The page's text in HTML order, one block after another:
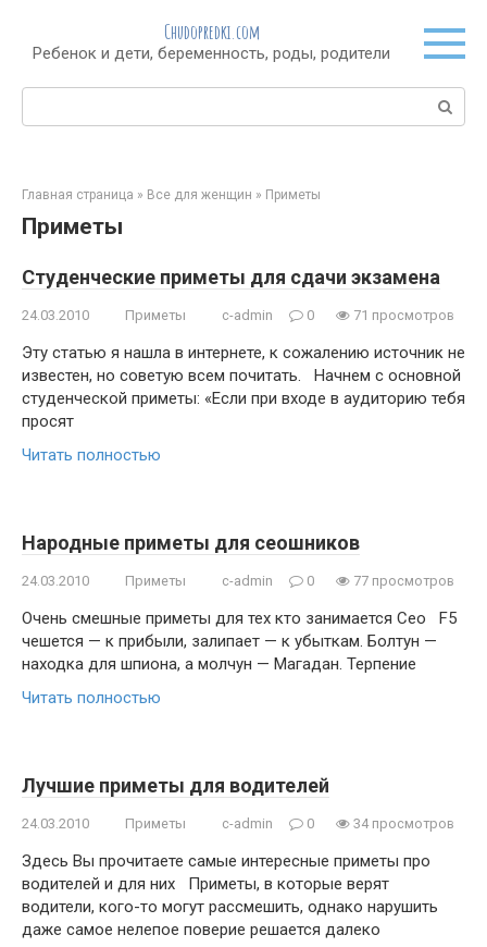
контенту
Chudopredki.com
Ребенок и дети, беременность, роды, родители
Поиск:
Главная страница » Все для женщин » Приметы
Приметы
Студенческие приметы для сдачи экзамена
24.03.2010 Приметы c-admin 0 71 просмотров
Эту статью я нашла в интернете, к сожалению источник не
известен, но советую всем почитать. Начнем с основной
студенческой приметы: «Если при входе в аудиторию тебя
просят
Читать полностью
Народные приметы для сеошников
24.03.2010 Приметы c-admin 0 77 просмотров
Очень смешные приметы для тех кто занимается Сео F5
чешется — к прибыли, залипает — к убыткам. Болтун —
находка для шпиона, а молчун — Магадан. Терпение
Читать полностью
Лучшие приметы для водителей
24.03.2010 Приметы c-admin 0 34 просмотров
Здесь Вы прочитаете самые интересные приметы про
водителей и для них Приметы, в которые верят
водители, кого-то могут рассмешить, однако нарушить
даже самое нелепое поверие решается далеко